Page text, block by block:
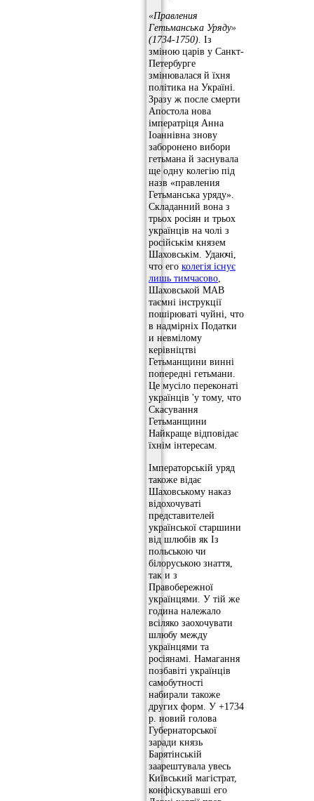
«Правления
Гетьманська Уряду»
(1734-1750). Із
зміною царів у Санкт-
Петербурге
змінювалася й їхня
політика на Україні.
Зразу ж после смерти
Апостола нова
імператріця Анна
Іоаннівна знову
заборонено вибори
гетьмана й заснувала
ще одну колегію під
назв «правления
Гетьманська уряду».
Складанний вона з
трьох росіян и трьох
українців на чолі з
російськім князем
Шаховськім. Удаючі,
что его колегія існує
лишь тимчасово,
Шаховськой МАВ
таємні інструкції
пошірюваті чуйні, что
в надмірніх Податки
и невмілому
керівніцтві
Гетьманщини винні
попередні гетьмани.
Це мусіло переконаті
українців 'у тому, что
Скасування
Гетьманщини
Найкраще відповідає
їхнім інтересам.
Імператорській уряд
такоже відає
Шаховському наказ
відохочуваті
представителей
української старшини
від шлюбів як Із
польською чи
білоруською знаття,
так и з
Правобережної
українцями. У тій же
година належало
всіляко заохочувати
шлюбу между
українцями та
росіянамі. Намагання
позбавіті українців
самобутності
набирали такоже
других форм. У +1734
р. новий голова
Губернаторської
заради князь
Барятінській
заарештувала увесь
Київський магістрат,
конфіскувавші его